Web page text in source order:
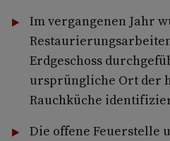
Im vergangenen Jahr
Erdgeschoss
ursprüngliche Ort der
Rauchküche
Die offene Feuerstelle